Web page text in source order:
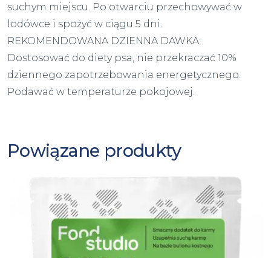
suchym miejscu. Po otwarciu przechowywać w
lodówce i spożyć w ciągu 5 dni.
REKOMENDOWANA DZIENNA DAWKA:
Dostosować do diety psa, nie przekraczać 10%
dziennego zapotrzebowania energetycznego.
Podawać w temperaturze pokojowej.
Powiązane produkty